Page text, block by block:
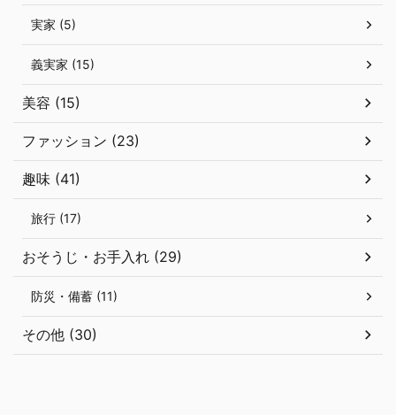
実家 (5)
義実家 (15)
美容 (15)
ファッション (23)
趣味 (41)
旅行 (17)
おそうじ・お手入れ (29)
防災・備蓄 (11)
その他 (30)